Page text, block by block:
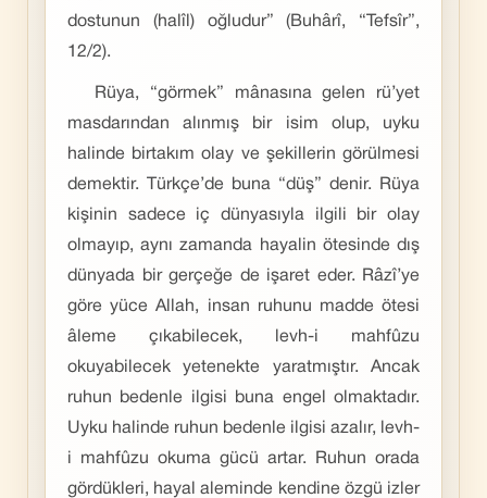
dostunun (halîl) oğludur” (Buhârî, “Tefsîr”,
12/2).
Rüya, “görmek” mânasına gelen rü’yet
masdarından alınmış bir isim olup, uyku
halinde birtakım olay ve şekillerin görülmesi
demektir. Türkçe’de buna “düş” denir. Rüya
kişinin sadece iç dünyasıyla ilgili bir olay
olmayıp, aynı zamanda hayalin ötesinde dış
dünyada bir gerçeğe de işaret eder. Râzî’ye
göre yüce Allah, insan ruhunu madde ötesi
âleme çıkabilecek, levh-i mahfûzu
okuyabilecek yetenekte yaratmıştır. Ancak
ruhun bedenle ilgisi buna engel olmaktadır.
Uyku halinde ruhun bedenle ilgisi azalır, levh-
i mahfûzu okuma gücü artar. Ruhun orada
gördükleri, hayal aleminde kendine özgü izler